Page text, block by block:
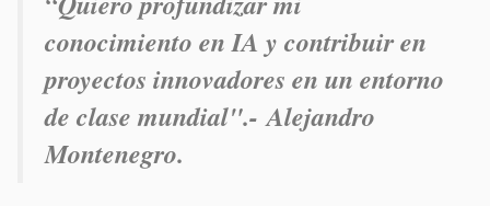
conocimiento en IA y contribuir en
proyectos innovadores en un entorno
de clase mundial".- Alejandro
Montenegro.